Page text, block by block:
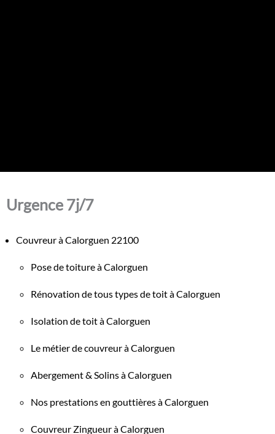
Urgence 7j/7
Couvreur à Calorguen 22100
Pose de toiture à Calorguen
Rénovation de tous types de toit à Calorguen
Isolation de toit à Calorguen
Le métier de couvreur à Calorguen
Abergement & Solins à Calorguen
Nos prestations en gouttières à Calorguen
Couvreur Zingueur à Calorguen